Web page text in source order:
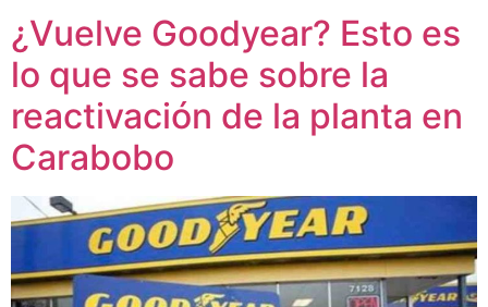
¿Vuelve Goodyear? Esto es
lo que se sabe sobre la
reactivación de la planta en
Carabobo